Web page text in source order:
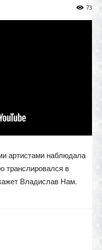
73
артистами наблюдала
транслировался в
Владислав Нам.